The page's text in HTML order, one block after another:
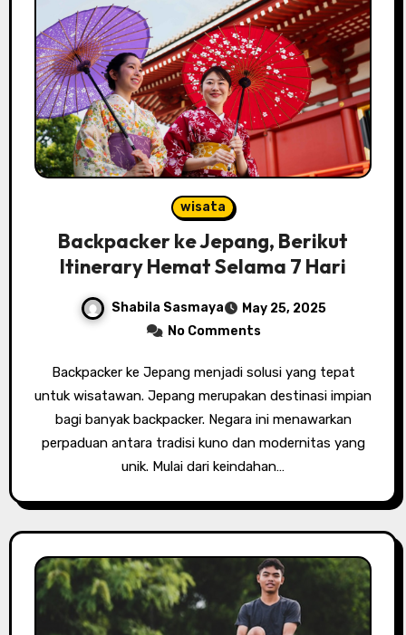
wisata
Backpacker ke Jepang, Berikut
Itinerary Hemat Selama 7 Hari
Shabila Sasmaya
May 25, 2025
No Comments
Backpacker ke Jepang menjadi solusi yang tepat
untuk wisatawan. Jepang merupakan destinasi impian
bagi banyak backpacker. Negara ini menawarkan
perpaduan antara tradisi kuno dan modernitas yang
unik. Mulai dari keindahan…